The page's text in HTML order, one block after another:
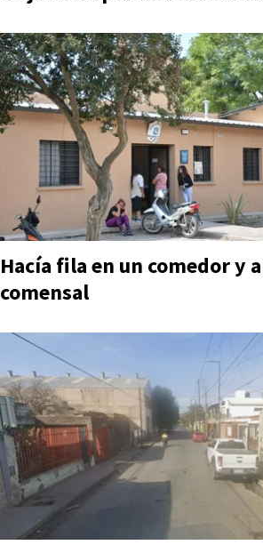
Hacía fila en un comedor y
comensal